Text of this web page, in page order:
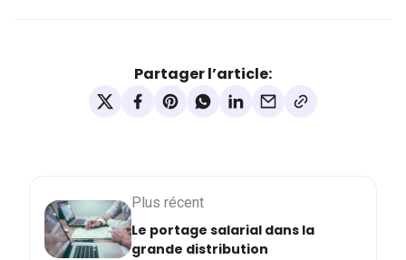
Partager l’article:
Plus récent
Le portage salarial dans la
grande distribution